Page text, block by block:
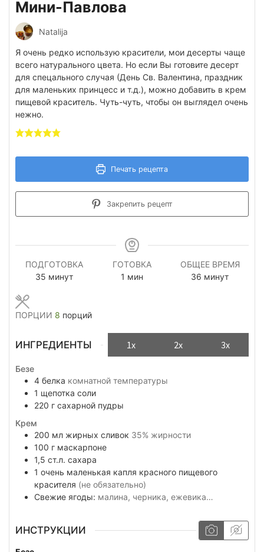
Мини-Павлова
Natalija
Я очень редко использую красители, мои десерты чаще
всего натурального цвета. Но если Вы готовите десерт
для спецального случая (День Св. Валентина, праздник
для маленьких принцесс и т.д.), можно добавить в крем
пищевой краситель. Чуть-чуть, чтобы он выглядел очень
нежно.
Печать рецепта
Закрепить рецепт
ПОДГОТОВКА
35 минуты
минут
ГОТОВКА
1 минута
мин
ОБЩЕЕ ВРЕМЯ
36 минуты
минут
ПОРЦИИ 8 порций
ИНГРЕДИЕНТЫ 1x 2x 3x
Безе
4 белка комнатной температуры
1 щепотка соли
220 г сахарной пудры
Крем
200 мл жирных сливок 35% жирности
100 г маскарпоне
1,5 ст.л. сахара
1 очень маленькая капля красного пищевого
красителя (не обязательно)
Свежие ягоды: малина, черника, ежевика…
ИНСТРУКЦИИ